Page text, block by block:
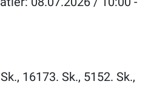
16173. Sk., 5152. Sk.,